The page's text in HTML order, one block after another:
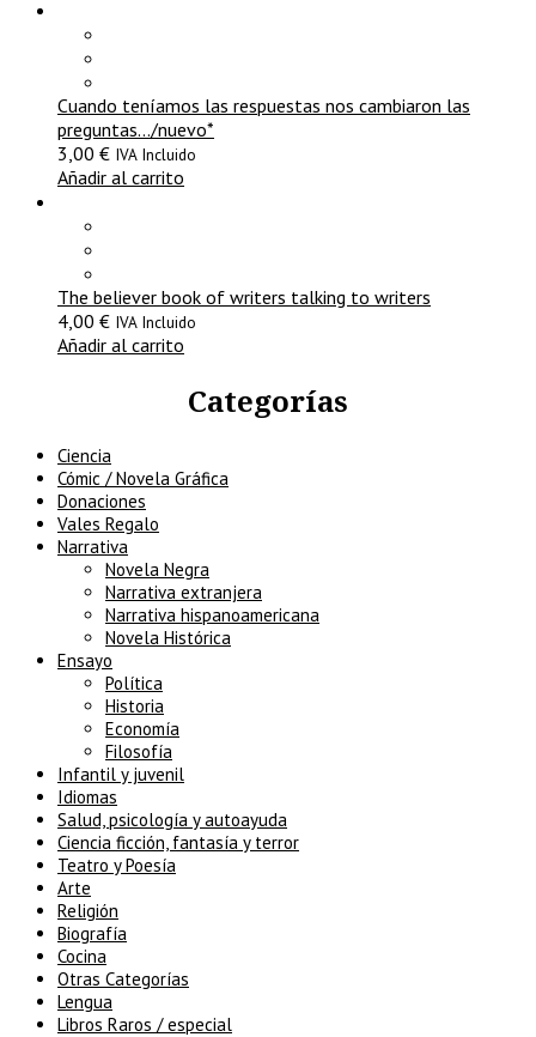
Cuando teníamos las respuestas nos cambiaron las
preguntas…/nuevo*
3,00 € IVA Incluido
Añadir al carrito
The believer book of writers talking to writers
4,00 € IVA Incluido
Añadir al carrito
Categorías
Ciencia
Cómic / Novela Gráfica
Donaciones
Vales Regalo
Narrativa
Novela Negra
Narrativa extranjera
Narrativa hispanoamericana
Novela Histórica
Ensayo
Política
Historia
Economía
Filosofía
Infantil y juvenil
Idiomas
Salud, psicología y autoayuda
Ciencia ficción, fantasía y terror
Teatro y Poesía
Arte
Religión
Biografía
Cocina
Otras Categorías
Lengua
Libros Raros / especial